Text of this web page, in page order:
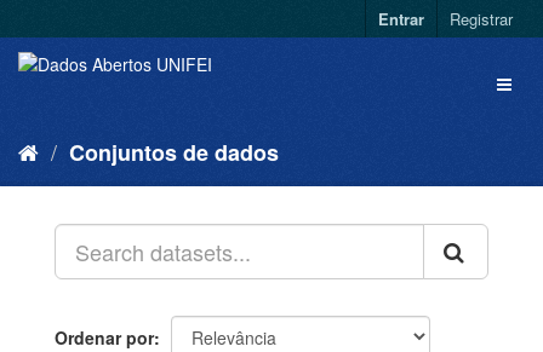
Entrar Registrar
Conjuntos de dados
Ordenar por